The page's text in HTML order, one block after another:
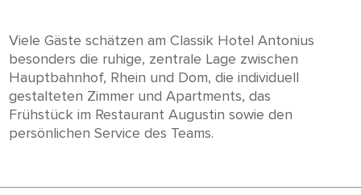
Viele Gäste schätzen am Classik Hotel Antonius
besonders die ruhige, zentrale Lage zwischen
Hauptbahnhof, Rhein und Dom, die individuell
gestalteten Zimmer und Apartments, das
Frühstück im Restaurant Augustin sowie den
persönlichen Service des Teams.